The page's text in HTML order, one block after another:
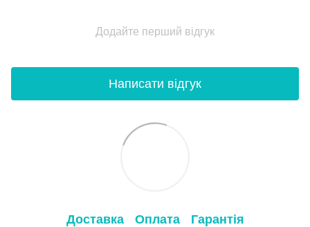
Додайте перший відгук
Написати відгук
Доставка Оплата Гарантія